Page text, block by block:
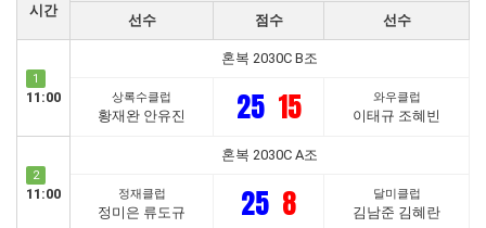
시간
선수 점수 선수
1
11:00
혼복 2030C B조
상록수클럽
황재완 안유진 25 15 와우클럽
이태규 조혜빈
2
11:00
혼복 2030C A조
정재클럽
정미은 류도규 25 8 달미클럽
김남준 김혜란